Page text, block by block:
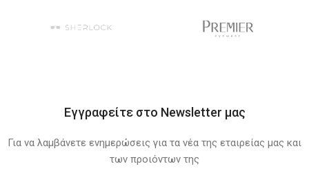
Εγγραφείτε στο Newsletter μας
Για να λαμβάνετε ενημερώσεις για τα νέα της εταιρείας μας και
των προιόντων της